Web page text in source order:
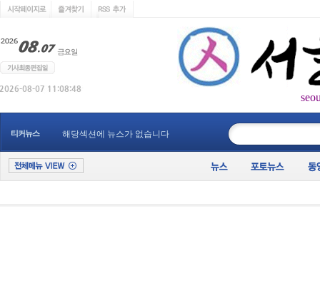
티커뉴스 해당섹션에 뉴스가 없습니다